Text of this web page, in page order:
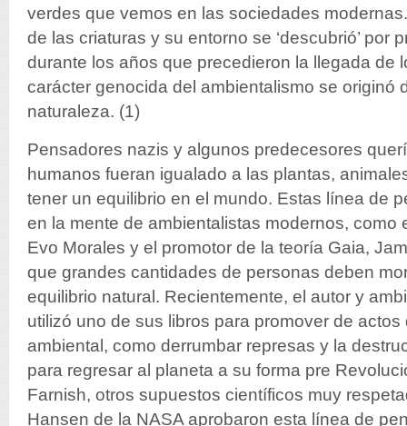
verdes que vemos en las sociedades
de las criaturas y su entorno se ‘descubrió’ por
durante los años que precedieron la llegada de
carácter genocida del ambientalismo se originó
naturaleza. (1)
Pensadores nazis y algunos predecesores
humanos fueran igualado a las plantas,
tener un equilibrio en el mundo. Estas línea de
en la mente de ambientalistas modernos, como
Evo Morales y el promotor de la teoría Gaia,
que grandes cantidades de personas deben
equilibrio natural. Recientemente, el autor y
utilizó uno de sus libros para promover de
ambiental, como derrumbar represas y la
para regresar al planeta a su forma pre
Farnish, otros supuestos científicos muy
Hansen de la NASA aprobaron esta línea de